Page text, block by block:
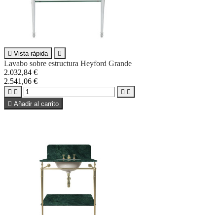
 Vista rápida 
Lavabo sobre estructura Heyford Grande
2.032,84 €
2.541,06 €
   
 Añadir al carrito